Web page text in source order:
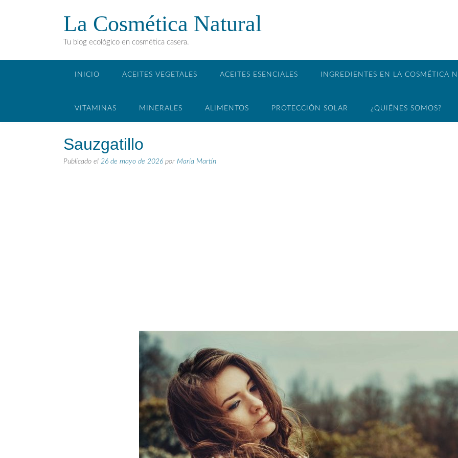
La Cosmética Natural
Tu blog ecológico en cosmética casera.
INICIO ACEITES VEGETALES ACEITES ESENCIALES INGREDIENTES EN LA COSMÉTICA
VITAMINAS MINERALES ALIMENTOS PROTECCIÓN SOLAR ¿QUIÉNES SOMOS?
Sauzgatillo
Publicado el 26 de mayo de 2026 por María Martín